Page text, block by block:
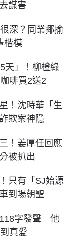
謀害
深？同業揶揄
楷模
天」！柳橙綠
啡買2送2
！沈時華「生
欺案神隱
！姜厚任回應
被扒出
只有「SJ始源
到場朝聖
118字發聲 他
真愛